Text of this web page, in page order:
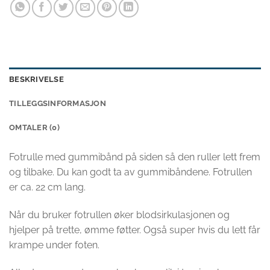
BESKRIVELSE
TILLEGGSINFORMASJON
OMTALER (0)
Fotrulle med gummibånd på siden så den ruller lett frem
og tilbake. Du kan godt ta av gummibåndene. Fotrullen
er ca. 22 cm lang.
Når du bruker fotrullen øker blodsirkulasjonen og
hjelper på trette, ømme føtter. Også super hvis du lett får
krampe under foten.